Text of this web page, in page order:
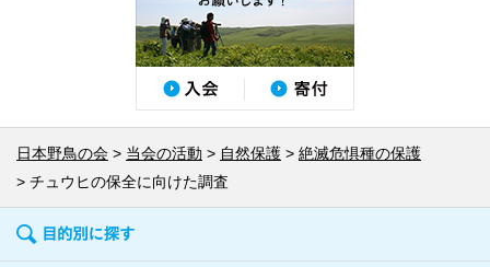
日本野鳥の会 当会の活動 自然保護
絶滅危惧種の保護
チュウヒの保全に向けた調査